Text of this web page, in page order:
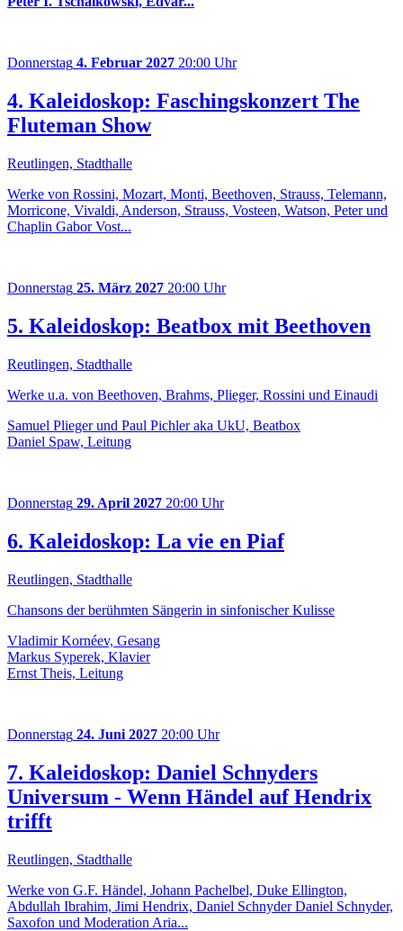
Donnerstag 4. Februar 2027 20:00 Uhr
4. Kaleidoskop: Faschingskonzert The
Fluteman Show
Reutlingen, Stadthalle
Werke von Rossini, Mozart, Monti, Beethoven, Strauss, Telemann,
Morricone, Vivaldi, Anderson, Strauss, Vosteen, Watson, Peter und
Chaplin Gabor Vost...
Donnerstag 25. März 2027 20:00 Uhr
5. Kaleidoskop: Beatbox mit Beethoven
Reutlingen, Stadthalle
Werke u.a. von Beethoven, Brahms, Plieger, Rossini und Einaudi
Samuel Plieger und Paul Pichler aka UkU, Beatbox
Daniel Spaw, Leitung
Donnerstag 29. April 2027 20:00 Uhr
6. Kaleidoskop: La vie en Piaf
Reutlingen, Stadthalle
Chansons der berühmten Sängerin in sinfonischer Kulisse
Vladimir Kornéev, Gesang
Markus Syperek, Klavier
Ernst Theis, Leitung
Donnerstag 24. Juni 2027 20:00 Uhr
7. Kaleidoskop: Daniel Schnyders
Universum - Wenn Händel auf Hendrix
trifft
Reutlingen, Stadthalle
Werke von G.F. Händel, Johann Pachelbel, Duke Ellington,
Abdullah Ibrahim, Jimi Hendrix, Daniel Schnyder Daniel Schnyder,
Saxofon und Moderation Aria...